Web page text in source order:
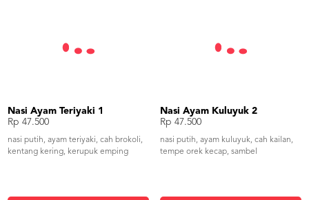
Nasi Ayam Teriyaki 1
Rp 47.500
nasi putih, ayam teriyaki, cah brokoli,
kentang kering, kerupuk emping
Nasi Ayam Kuluyuk 2
Rp 47.500
nasi putih, ayam kuluyuk, cah kailan,
tempe orek kecap, sambel